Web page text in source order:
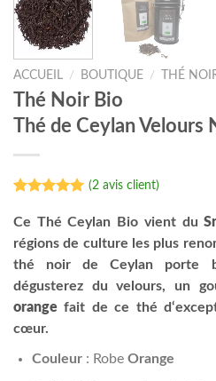
ACCUEIL / BOUTIQUE / THÉ
Thé Noir Bio
Thé de Ceylan Velours
sur 5 basé
sur
notations
client
(2avis client)
Ce Thé Ceylan Bio vient du
régions de culture les plus
thé noir de Ceylan porte
dégusterez du velours, un
orange fait de ce thé
cœur.
Couleur: Robe Orange